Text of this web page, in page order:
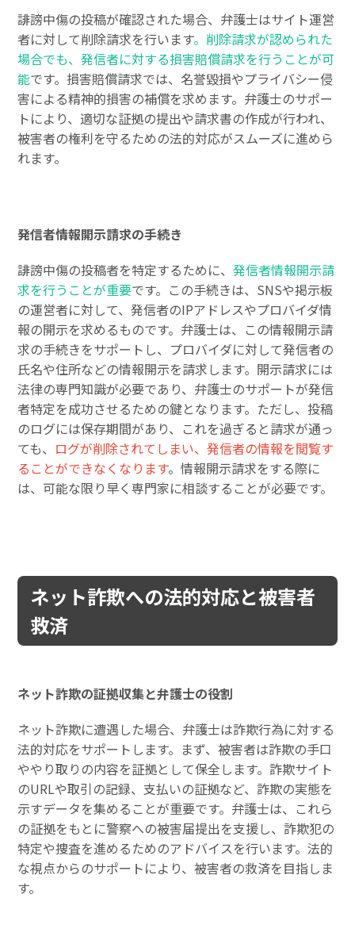
誹謗中傷の投稿が確認された場合、弁護士はサイト運営
者に対して削除請求を行います。削除請求が認められた
場合でも、発信者に対する損害賠償請求を行うことが可
能です。損害賠償請求では、名誉毀損やプライバシー侵
害による精神的損害の補償を求めます。弁護士のサポー
トにより、適切な証拠の提出や請求書の作成が行われ、
被害者の権利を守るための法的対応がスムーズに進めら
れます。
発信者情報開示請求の手続き
誹謗中傷の投稿者を特定するために、発信者情報開示請
求を行うことが重要です。この手続きは、SNSや掲示板
の運営者に対して、発信者のIPアドレスやプロバイダ情
報の開示を求めるものです。弁護士は、この情報開示請
求の手続きをサポートし、プロバイダに対して発信者の
氏名や住所などの情報開示を請求します。開示請求には
法律の専門知識が必要であり、弁護士のサポートが発信
者特定を成功させるための鍵となります。ただし、投稿
のログには保存期間があり、これを過ぎると請求が通っ
ても、 ログが削除されてしまい、発信者の情報を閲覧す
ることができなくなります。情報開示請求をする際に
は、可能な限り早く専門家に相談することが必要です。
ネット詐欺への法的対応と被害者
救済
ネット詐欺の証拠収集と弁護士の役割
ネット詐欺に遭遇した場合、弁護士は詐欺行為に対する
法的対応をサポートします。まず、被害者は詐欺の手口
ややり取りの内容を証拠として保全します。詐欺サイト
のURLや取引の記録、支払いの証拠など、詐欺の実態を
示すデータを集めることが重要です。弁護士は、これら
の証拠をもとに警察への被害届提出を支援し、詐欺犯の
特定や捜査を進めるためのアドバイスを行います。法的
な視点からのサポートにより、被害者の救済を目指しま
す。